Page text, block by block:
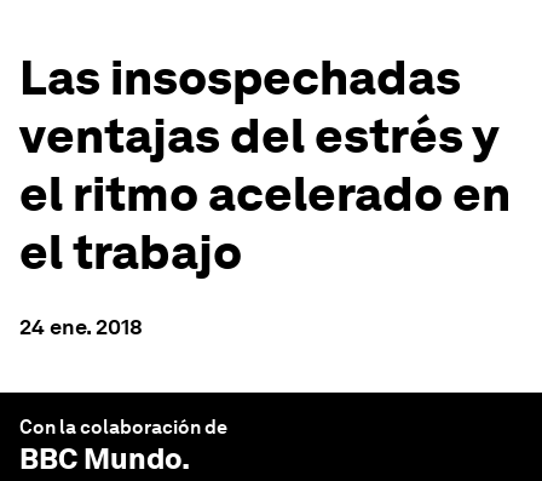
Las insospechadas
ventajas del estrés y
el ritmo acelerado en
el trabajo
24 ene. 2018
Con la colaboración de
BBC Mundo.